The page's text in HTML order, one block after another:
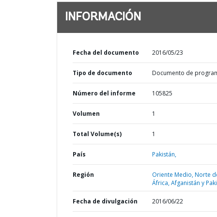
INFORMACIÓN
Fecha del documento 2016/05/23
Tipo de documento Documento de
Número del informe 105825
Volumen 1
Total Volume(s) 1
País Pakistán,
Región
Oriente Medio, Norte
África, Afganistán y
Fecha de divulgación 2016/06/22